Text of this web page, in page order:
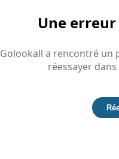
Une
Golookall a rencontré un
réessayer